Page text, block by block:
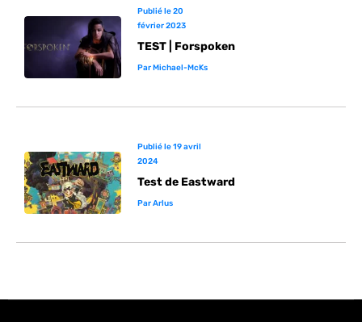
Publié le20
février 2023
TEST | Forspoken
ParMichael-McKs
Publié le19 avril
2024
Test de Eastward
ParArlus